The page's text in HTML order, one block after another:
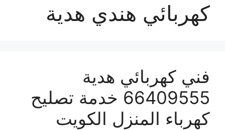
كهربائي هندي هدية
فني كهربائي هدية
66409555 خدمة تصليح
كهرباء المنزل الكويت